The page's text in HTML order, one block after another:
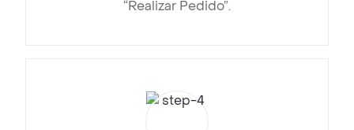
“Realizar Pedido”.